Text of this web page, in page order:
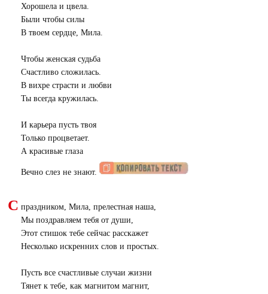
Хорошела и цвела.
Были чтобы силы
В твоем сердце, Мила.
Чтобы женская судьба
Счастливо сложилась.
В вихре страсти и любви
Ты всегда кружилась.
И карьера пусть твоя
Только процветает.
А красивые глаза
Вечно слез не знают.
С праздником, Мила, прелестная наша,
Мы поздравляем тебя от души,
Этот стишок тебе сейчас расскажет
Несколько искренних слов и простых.
Пусть все счастливые случаи жизни
Тянет к тебе, как магнитом магнит,